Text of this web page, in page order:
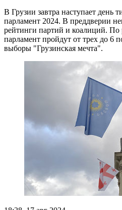
В Грузии завтра наступает день
парламент 2024. В преддверии
рейтинги партий и коалиций.
парламент пройдут от трех до 6
выборы "Грузинская мечта".